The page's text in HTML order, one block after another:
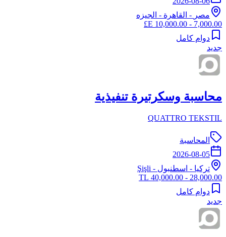
مصر - القاهرة - الجيزه
7,000.00 - 10,000.00 E£
دوام كامل
جديد
محاسبة وسكرتيرة تنفيذية
QUATTRO TEKSTIL
المحاسبة
2026-08-05
تركيا - اسطنبول - Şişli
28,000.00 - 40,000.00 TL
دوام كامل
جديد